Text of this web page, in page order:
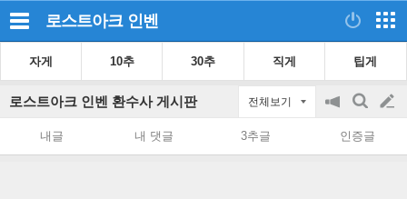
로스트아크 인벤
자게 10추 30추 직게 팁게
로스트아크 인벤 환수사 게시판 전체보기
공
on/off
검
색
글
쓰
내글 내 댓글 3추글 인증글